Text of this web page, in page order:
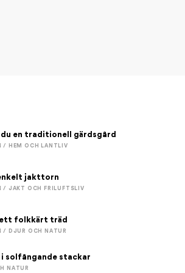
du en traditionell gärdsgård
/ HEM OCH LANTLIV
jakttorn
/ JAKT OCH FRILUFTSLIV
ett folkkärt träd
/ DJUR OCH NATUR
i solfångande stackar
NATUR